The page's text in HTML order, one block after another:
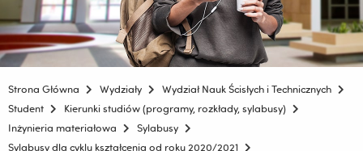
Strona Główna Wydziały
Wydział Nauk Ścisłych i Technicznych
Student
Kierunki studiów (programy, rozkłady, sylabusy)
Inżynieria materiałowa
Sylabusy
Sylabusy dla cyklu kształcenia od roku 2020/2021